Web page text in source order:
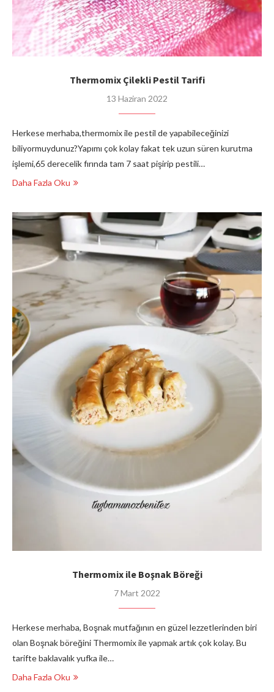
Thermomix Çilekli Pestil Tarifi
13 Haziran 2022
Herkese merhaba,thermomix ile pestil de yapabileceğinizi
biliyormuydunuz?Yapımı çok kolay fakat tek uzun süren kurutma
işlemi,65 derecelik fırında tam 7 saat pişirip pestili…
Daha Fazla Oku
Thermomix ile Boşnak Böreği
7 Mart 2022
Herkese merhaba, Boşnak mutfağının en güzel lezzetlerinden biri
olan Boşnak böreğini Thermomix ile yapmak artık çok kolay. Bu
tarifte baklavalık yufka ile…
Daha Fazla Oku